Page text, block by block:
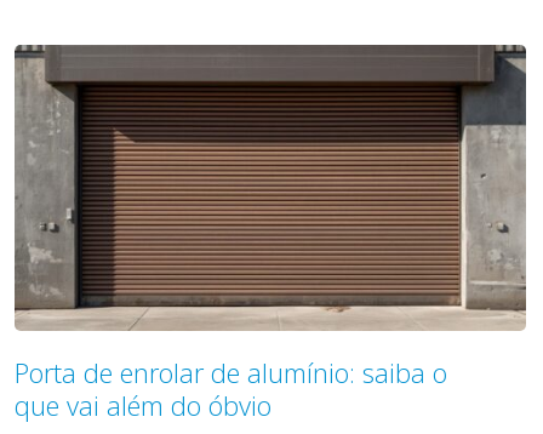
Porta de enrolar de alumínio: saiba o
que vai além do óbvio